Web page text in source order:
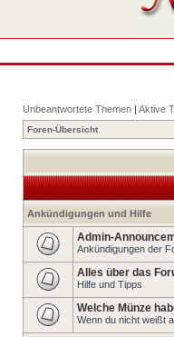
Unbeantwortete Themen | Aktive
Foren-Übersicht
Ankündigungen und Hilfe
Admin-
Ankündigungen der
Alles über das
Hilfe und Tipps
Welche Münze
Wenn du nicht weißt